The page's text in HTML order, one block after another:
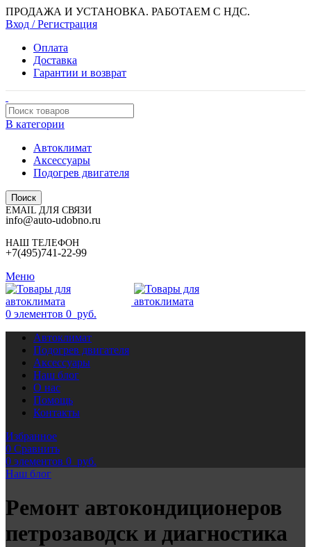
ПРОДАЖА И УСТАНОВКА. РАБОТАЕМ С НДС.
Вход / Регистрация
Оплата
Доставка
Гарантии и возврат
В категории
Автоклимат
Аксессуары
Подогрев двигателя
Поиск
EMAIL ДЛЯ СВЯЗИ
info@auto-udobno.ru
НАШ ТЕЛЕФОН
+7(495)741-22-99
Меню
0 элементов 0 руб.
Автоклимат
Подогрев двигателя
Аксессуары
Наш блог
О нас
Помощь
Контакты
Избранное
0 Сравнить
0 элементов 0 руб.
Наш блог
Ремонт автокондиционеров
петрозаводск и диагностика